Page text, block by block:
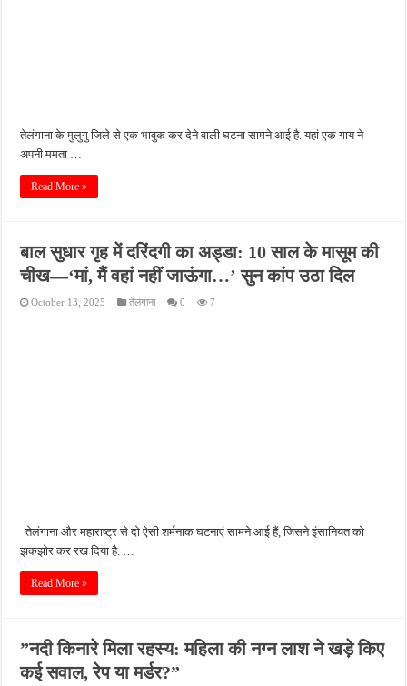
तेलंगाना के मुलुगु जिले से एक भावुक कर देने वाली घटना सामने आई है. यहां एक गाय ने
अपनी ममता …
Read More »
बाल सुधार गृह में दरिंदगी का अड्डा: 10 साल के मासूम की
चीख—‘मां, मैं वहां नहीं जाऊंगा…’ सुन कांप उठा दिल
October 13, 2025 तेलंगाना 0 7
तेलंगाना और महाराष्ट्र से दो ऐसी शर्मनाक घटनाएं सामने आई हैं, जिसने इंसानियत को
झकझोर कर रख दिया है. …
Read More »
”नदी किनारे मिला रहस्य: महिला की नग्न लाश ने खड़े किए
कई सवाल, रेप या मर्डर?”